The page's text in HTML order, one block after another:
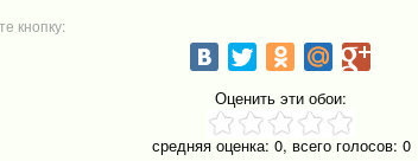
кнопку:
Оценить эти обои:
средняя оценка: 0, всего голосов: 0